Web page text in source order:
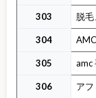
303 脱
304
305 amc
306 ア